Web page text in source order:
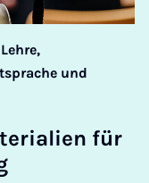
Lehre,
und
für